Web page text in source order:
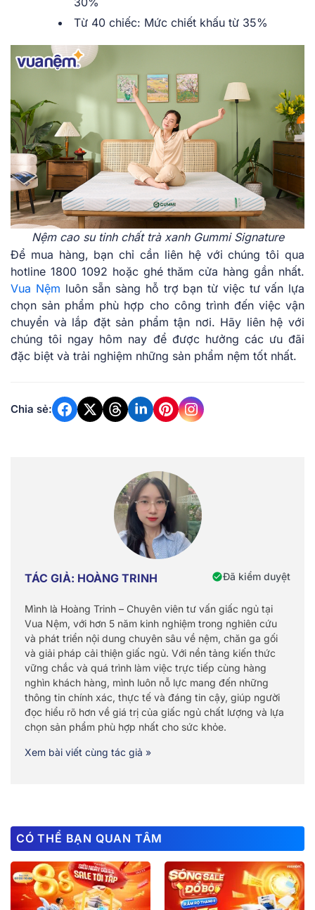
Từ 40 chiếc: Mức chiết khấu từ 35%
Nệm cao su tinh chất trà xanh Gummi Signature
Để mua hàng, bạn chỉ cần liên hệ với chúng tôi qua
hotline 1800 1092 hoặc ghé thăm cửa hàng gần nhất.
Vua Nệm luôn sẵn sàng hỗ trợ bạn từ việc tư vấn lựa
chọn sản phẩm phù hợp cho công trình đến việc vận
chuyển và lắp đặt sản phẩm tận nơi. Hãy liên hệ với
chúng tôi ngay hôm nay để được hưởng các ưu đãi
đặc biệt và trải nghiệm những sản phẩm nệm tốt nhất.
Chia sẻ:
TÁC GIẢ: HOÀNG TRINH Đã kiểm duyệt
Mình là Hoàng Trinh – Chuyên viên tư vấn giấc ngủ tại
Vua Nệm, với hơn 5 năm kinh nghiệm trong nghiên cứu
và phát triển nội dung chuyên sâu về nệm, chăn ga gối
và giải pháp cải thiện giấc ngủ. Với nền tảng kiến thức
vững chắc và quá trình làm việc trực tiếp cùng hàng
nghìn khách hàng, mình luôn nỗ lực mang đến những
thông tin chính xác, thực tế và đáng tin cậy, giúp người
đọc hiểu rõ hơn về giá trị của giấc ngủ chất lượng và lựa
chọn sản phẩm phù hợp nhất cho sức khỏe.
Xem bài viết cùng tác giả »
CÓ THỂ BẠN QUAN TÂM